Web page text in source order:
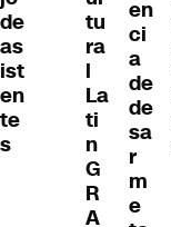
de
as
ist
en
te
s
tu
ra
l
La
ti
n
G
R
A
en
ci
a
de
de
sa
r
m
e